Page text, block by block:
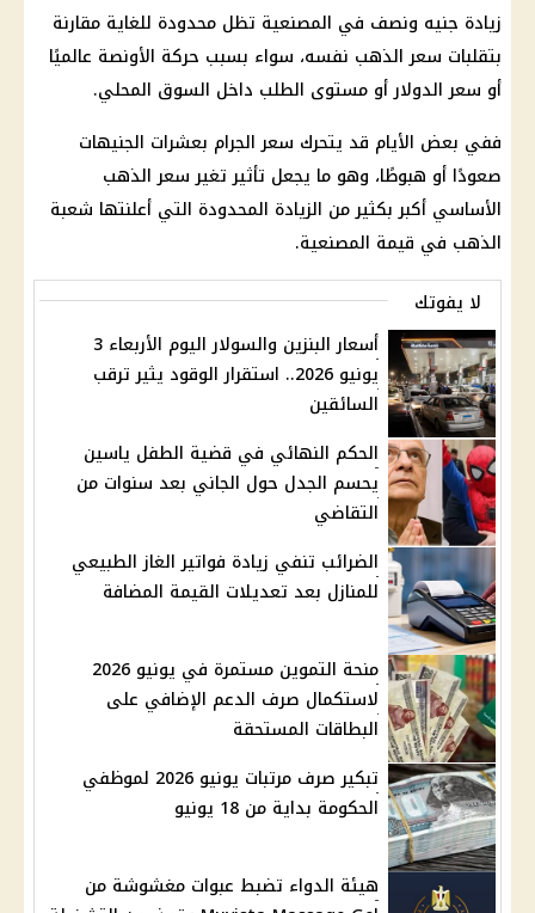
زيادة جنيه ونصف في المصنعية تظل محدودة للغاية مقارنة
بتقلبات سعر الذهب نفسه، سواء بسبب حركة الأونصة عالميًا
أو سعر الدولارأو مستوى الطلب داخل السوق المحلي.
ففي بعض الأيام قد يتحرك سعر الجرام بعشرات الجنيهات
صعودًا أو هبوطًا، وهو ما يجعل تأثير تغيرسعر الذهب
الأساسي أكبر بكثير من الزيادة المحدودة التي أعلنتها شعبة
الذهب في قيمة المصنعية.
لا يفوتك
أسعار البنزين والسولار اليوم الأربعاء 3
يونيو 2026.. استقرار الوقود يثير ترقب
السائقين
الحكم النهائي في قضية الطفل ياسين
يحسم الجدل حول الجاني بعد سنوات من
التقاضي
الضرائب تنفي زيادة فواتير الغاز الطبيعي
للمنازل بعد تعديلات القيمة المضافة
منحة التموين مستمرة في يونيو 2026
لاستكمال صرف الدعم الإضافي على
البطاقات المستحقة
تبكير صرف مرتبات يونيو 2026 لموظفي
الحكومة بداية من 18 يونيو
هيئة الدواء تضبط عبوات مغشوشة من